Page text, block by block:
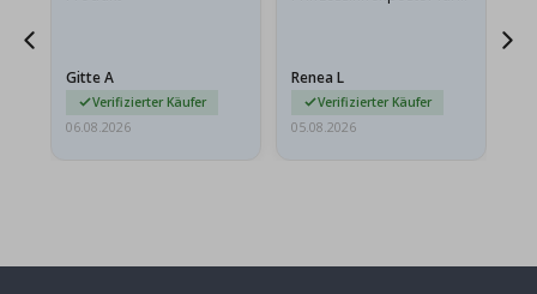
Gitte A
Verifizierter Käufer
06.08.2026
beschädigt…
Renea L
Verifizierter Käufer
05.08.2026